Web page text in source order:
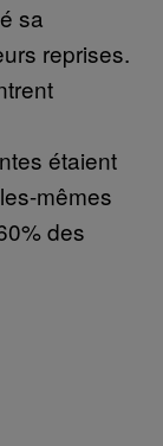
sa
reprises.
étaient
mêmes
des